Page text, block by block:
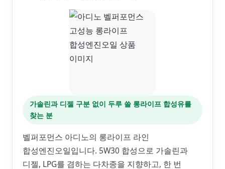
가솔린과 디젤 구분 없이 두루 쓸 롱라이프 합성유를
찾는 분
벨퍼포먼스 아디노의 롱라이프 라인
합성엔진오일입니다. 5W30 합성으로 가솔린과
디젤, LPG를 겸하는 다차종을 지향하고, 한 번